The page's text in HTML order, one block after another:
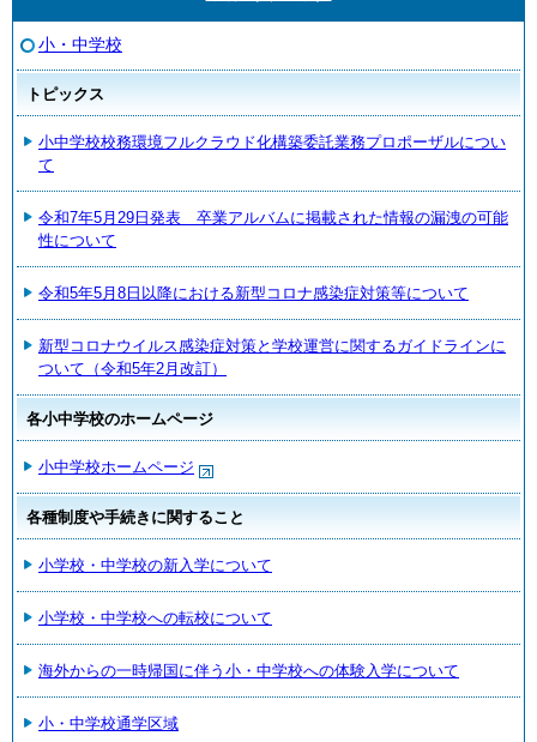
小・中学校
トピックス
小中学校校務環境フルクラウド化構築委託業務プロポーザルについ
て
令和7年5月29日発表 卒業アルバムに掲載された情報の漏洩の可能
性について
令和5年5月8日以降における新型コロナ感染症対策等について
新型コロナウイルス感染症対策と学校運営に関するガイドラインに
ついて（令和5年2月改訂）
各小中学校のホームページ
小中学校ホームページ
各種制度や手続きに関すること
小学校・中学校の新入学について
小学校・中学校への転校について
海外からの一時帰国に伴う小・中学校への体験入学について
小・中学校通学区域